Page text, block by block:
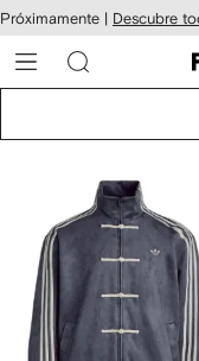
al
Próximamente | Descubre